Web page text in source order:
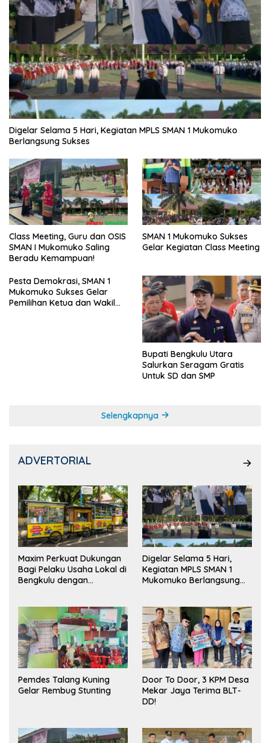
Digelar Selama 5 Hari, Kegiatan MPLS SMAN 1 Mukomuko
Berlangsung Sukses
Class Meeting, Guru dan OSIS
SMAN I Mukomuko Saling
Beradu Kemampuan!
SMAN 1 Mukomuko Sukses
Gelar Kegiatan Class Meeting
Pesta Demokrasi, SMAN 1
Mukomuko Sukses Gelar
Pemilihan Ketua dan Wakil
Bupati Bengkulu Utara
Salurkan Seragam Gratis
Untuk SD dan SMP
Selengkapnya
ADVERTORIAL
Maxim Perkuat Dukungan
Bagi Pelaku Usaha Lokal di
Bengkulu dengan
Pasar
Digelar Selama 5 Hari,
Kegiatan MPLS SMAN 1
Mukomuko Berlangsung
Pemdes Talang Kuning
Gelar Rembug Stunting
Door To Door, 3 KPM Desa
Mekar Jaya Terima BLT-
DD!